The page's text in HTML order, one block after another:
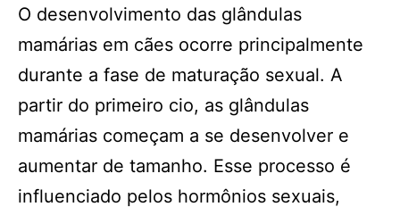
O desenvolvimento das glândulas
mamárias em cães ocorre principalmente
durante a fase de maturação sexual. A
partir do primeiro cio, as glândulas
mamárias começam a se desenvolver e
aumentar de tamanho. Esse processo é
influenciado pelos hormônios sexuais,